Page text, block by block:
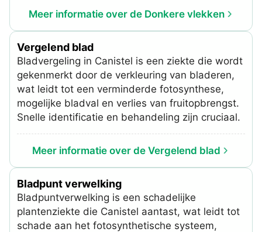
Meer informatie over de Donkere vlekken
Vergelend blad
Bladvergeling in Canistel is een ziekte die wordt
gekenmerkt door de verkleuring van bladeren,
wat leidt tot een verminderde fotosynthese,
mogelijke bladval en verlies van fruitopbrengst.
Snelle identificatie en behandeling zijn cruciaal.
Meer informatie over de Vergelend blad
Bladpunt verwelking
Bladpuntverwelking is een schadelijke
plantenziekte die Canistel aantast, wat leidt tot
schade aan het fotosynthetische systeem,